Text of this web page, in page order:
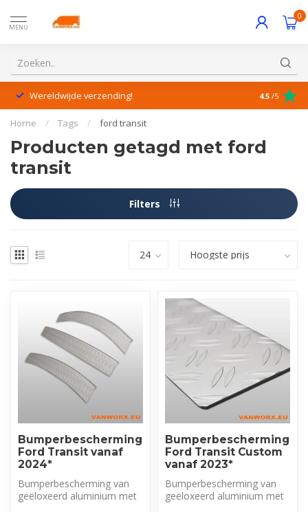
MENU
0
Wereldwijde verzending! 4.5 /5
Home / Tags / ford transit
Producten getagd met ford
transit
Filters
Bumperbescherming
Ford Transit vanaf
2024*
Bumperbescherming van
geëloxeerd aluminium met
Bumperbescherming
Ford Transit Custom
vanaf 2023*
Bumperbescherming van
geëloxeerd aluminium met